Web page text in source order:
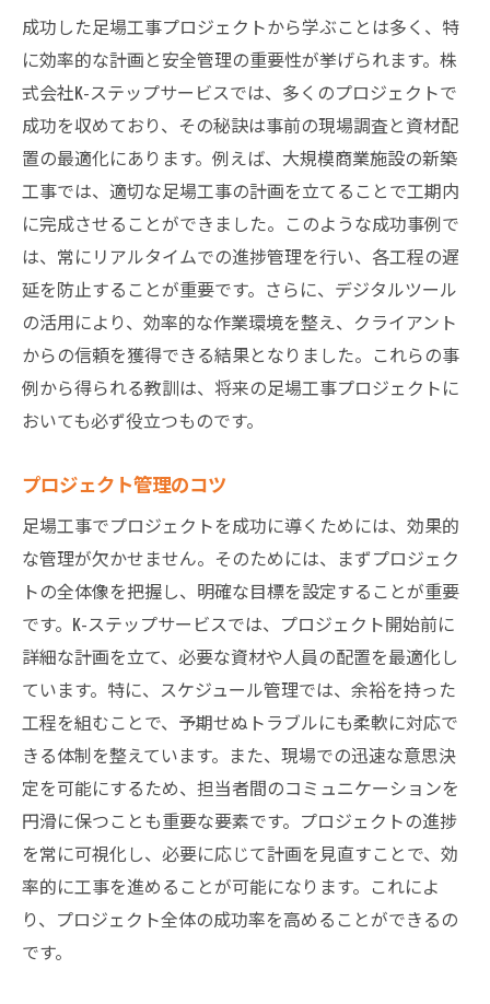
成功した足場工事プロジェクトから学ぶことは多く、特
に効率的な計画と安全管理の重要性が挙げられます。株
式会社K-ステップサービスでは、多くのプロジェクトで
成功を収めており、その秘訣は事前の現場調査と資材配
置の最適化にあります。例えば、大規模商業施設の新築
工事では、適切な足場工事の計画を立てることで工期内
に完成させることができました。このような成功事例で
は、常にリアルタイムでの進捗管理を行い、各工程の遅
延を防止することが重要です。さらに、デジタルツール
の活用により、効率的な作業環境を整え、クライアント
からの信頼を獲得できる結果となりました。これらの事
例から得られる教訓は、将来の足場工事プロジェクトに
おいても必ず役立つものです。
プロジェクト管理のコツ
足場工事でプロジェクトを成功に導くためには、効果的
な管理が欠かせません。そのためには、まずプロジェク
トの全体像を把握し、明確な目標を設定することが重要
です。K-ステップサービスでは、プロジェクト開始前に
詳細な計画を立て、必要な資材や人員の配置を最適化し
ています。特に、スケジュール管理では、余裕を持った
工程を組むことで、予期せぬトラブルにも柔軟に対応で
きる体制を整えています。また、現場での迅速な意思決
定を可能にするため、担当者間のコミュニケーションを
円滑に保つことも重要な要素です。プロジェクトの進捗
を常に可視化し、必要に応じて計画を見直すことで、効
率的に工事を進めることが可能になります。これによ
り、プロジェクト全体の成功率を高めることができるの
です。